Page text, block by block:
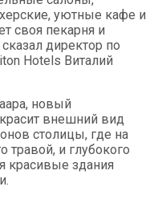
уютные кафе и
своя пекарня и
директор по
Hotels Виталий
новый
внешний вид
столицы, где на
травой, и глубокого
красивые здания